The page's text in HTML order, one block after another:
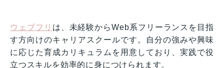
ウェブフリ は、未経験からWeb系フリーランスを目指
す方向けのキャリアスクールです。自分の強みや興味
に応じた育成カリキュラムを用意しており、実践で役
立つスキルを効率的に身につけられます。